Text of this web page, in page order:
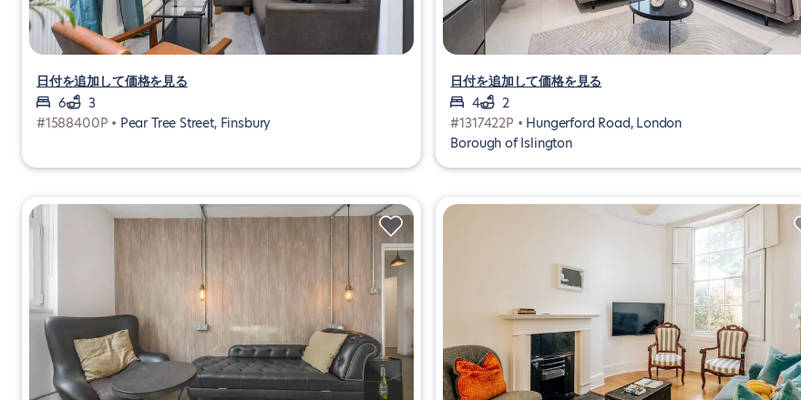
日付を追加して価格を見る
6
3
#1588400P • Pear Tree Street, Finsbury
日付を追加して価格を見る
4
2
#1317422P • Hungerford Road, London
Borough of Islington